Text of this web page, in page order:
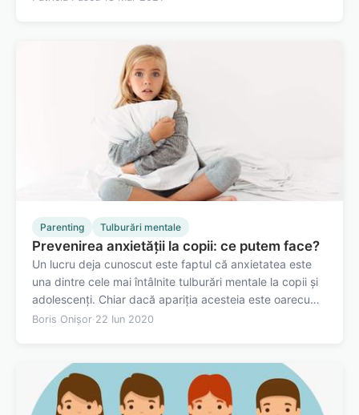
Parenting Tulburări mentale
Prevenirea anxietății la copii: ce putem face?
Un lucru deja cunoscut este faptul că anxietatea este
una dintre cele mai întâlnite tulburări mentale la copii și
adolescenți. Chiar dacă apariția acesteia este oarecum
comună, atât adolescenții cât și copii sunt considerați
Boris Onișor· 22 Iun 2020